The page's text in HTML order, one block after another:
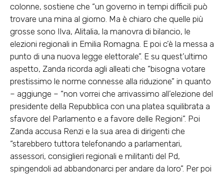
colonne, sostiene che “un governo in tempi difficili può
trovare una mina al giorno. Ma è chiaro che quelle più
grosse sono Ilva, Alitalia, la manovra di bilancio, le
elezioni regionali in Emilia Romagna. E poi c’è la messa a
punto di una nuova legge elettorale”. E su quest’ultimo
aspetto, Zanda ricorda agli alleati che “bisogna votare
prestissimo le norme connesse alla riduzione” in quanto
– aggiunge – “non vorrei che arrivassimo all’elezione del
presidente della Repubblica con una platea squilibrata a
sfavore del Parlamento e a favore delle Regioni”. Poi
Zanda accusa Renzi e la sua area di dirigenti che
“starebbero tuttora telefonando a parlamentari,
assessori, consiglieri regionali e militanti del Pd,
spingendoli ad abbandonarci per andare da loro”. Per poi